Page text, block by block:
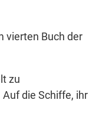
vierten Buch der
zu
die Schiffe, ihr